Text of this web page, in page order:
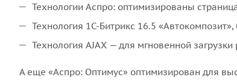
Технологии Аспро: оптимизированы
Технология 1С-Битрикс 16.5
Технология AJAX — для мгновенной загрузки
А еще «Аспро: Оптимус» оптимизирован для